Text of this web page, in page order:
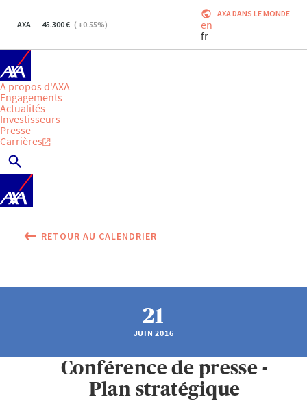
AXA 45.300 ( +0.55%)
AXA DANS LE MONDE
en
fr
A propos d'AXA
Engagements
Actualités
Investisseurs
Presse
Carrières
RETOUR AU CALENDRIER
21
JUIN 2016
Conférence de presse -
Plan stratégique